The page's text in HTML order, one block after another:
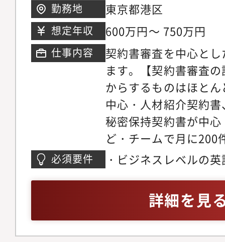
勤務地 東京都港区
想定年収 600万円～ 750万円
仕事内容
契約書審査を中心と
ます。【契約書審査
からするものはほと
中心・人材紹介契約
秘密保持契約書が中
ど・チームで月に200
チェックほか労働ト
組織】法務4名 ※全
（イギリスの弁護
性）・契約審査担当
必須要件
・ビジネスレベルの
経験がある方詳細を見